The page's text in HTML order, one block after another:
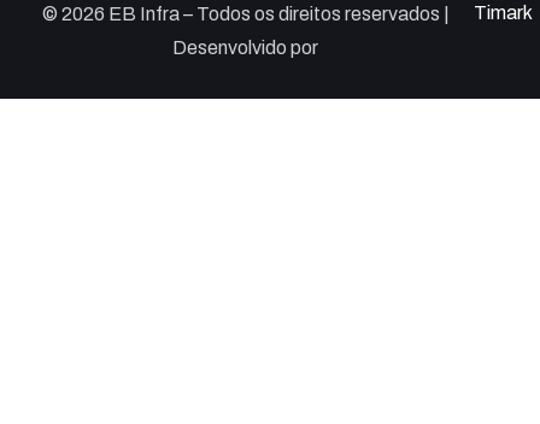
© 2026 EB Infra – Todos os direitos reservados |
Desenvolvido por
Timark